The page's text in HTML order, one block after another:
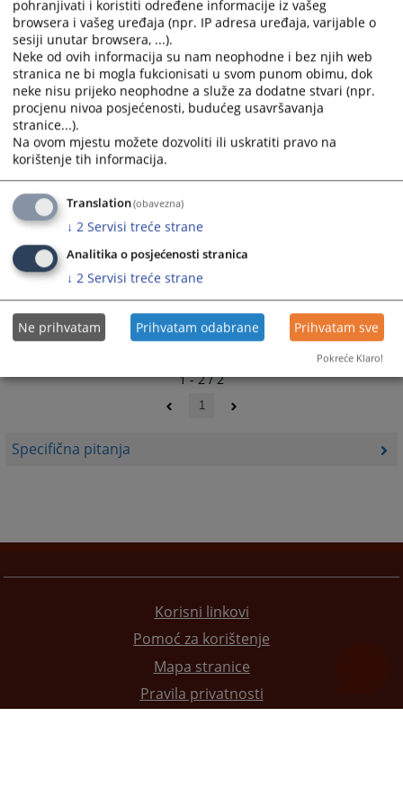
Specifična pitanja
and
select
a
date.
Press
the
question
mark
to
get
the
keyboard
shortcuts
changing
dates.
and
select
a
date.
Press
the
question
mark
get
the
keyboard
shortcuts
changing
dates.
Može li se javno prikazati audio snimak
suđenja?
Može li se javno prikazati audio snimak suđenja?
1 - 2 / 2
1
Korisni linkovi
Pomoć za korištenje
Mapa stranice
Pravila privatnosti
pohranjivati i koristiti određene informacije iz vašeg
browsera i vašeg uređaja (npr. IP adresa uređaja, varijable o
sesiji unutar browsera, ...).
Neke od ovih informacija su nam neophodne i bez njih web
stranica ne bi mogla fukcionisati u svom punom obimu, dok
neke nisu prijeko neophodne a služe za dodatne stvari (npr.
procjenu nivoa posjećenosti, budućeg usavršavanja
stranice...).
Na ovom mjestu možete dozvoliti ili uskratiti pravo na
korištenje tih informacija.
Translation(obavezna)
↓ 2 Servisi treće strane
Analitika o posjećenosti stranica
↓ 2 Servisi treće strane
Ne prihvatam Prihvatam odabrane Prihvatam sve
Pokreće Klaro!